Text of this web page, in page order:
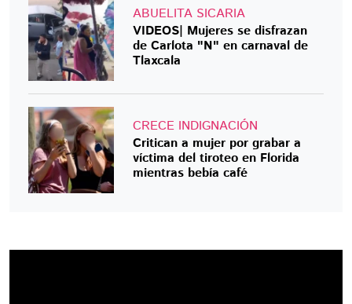
ABUELITA SICARIA
VIDEOS| Mujeres se disfrazan
de Carlota "N" en carnaval de
Tlaxcala
CRECE INDIGNACIÓN
Critican a mujer por grabar a
víctima del tiroteo en Florida
mientras bebía café